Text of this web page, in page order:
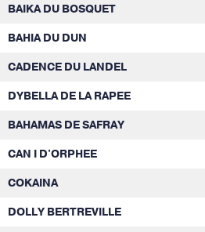
BAIKA DU BOSQUET
BAHIA DU DUN
CADENCE DU LANDEL
DYBELLA DE LA RAPEE
BAHAMAS DE SAFRAY
CAN I D'ORPHEE
COKAINA
DOLLY BERTREVILLE